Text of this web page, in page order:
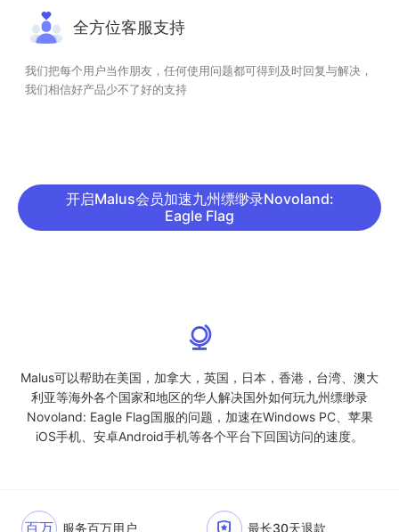
全方位客服支持
我们把每个用户当作朋友，任何使用问题都可得到及时回复与解决，
我们相信好产品少不了好的支持
开启Malus会员加速九州缥缈录Novoland:
Eagle Flag
Malus可以帮助在美国，加拿大，英国，日本，香港，台湾、澳大
利亚等海外各个国家和地区的华人解决国外如何玩九州缥缈录
Novoland: Eagle Flag国服的问题，加速在Windows PC、苹果
iOS手机、安卓Android手机等各个平台下回国访问的速度。
百万 服务百万用户 最长30天退款